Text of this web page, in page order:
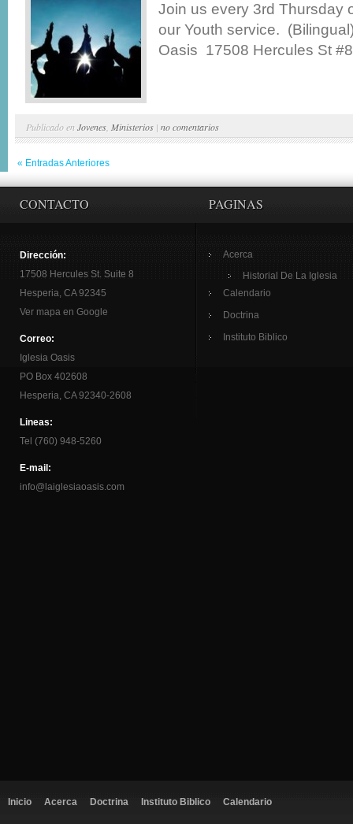
Join us every 3rd Thursday
our Youth service.
Oasis 17508 Hercules St
Publicado en Jovenes Ministerios | no comentarios
« Entradas Anteriores
CONTACTO
Dirección:
17508 Hercules St. Suite 8
Hesperia, CA 92345
Ver mapa en Google
Correo:
Iglesia Oasis
PO Box 402608
Hesperia, CA 92340-2608
Lineas:
Tel (760) 948-5260
E-mail:
info@laiglesiaoasis.com
PAGINAS
Acerca
Historial De La Iglesia
Calendario
Doctrina
Instituto Biblico
Inicio Acerca Doctrina Instituto Biblico Calendario